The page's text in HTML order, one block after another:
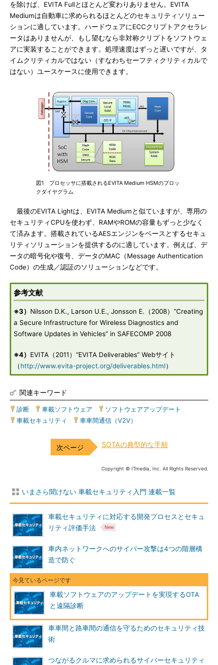
を除けば、EVITA Fullとほとんど変わりありません。EVITA
Mediumは自動車に求められるほとんどのセキュリティソリュー
ションに適しています。ハードウェアにECCクリプトアクセラレ
ータはありませんが、もし望むなら非対称クリプトをソフトウェ
アに実装することができます。処理速度はずっと遅いですが、タ
イムクリティカルではない（すなわちセーフティクリティカルで
はない）ユースケースに使用できます。
図1 プロセッサに搭載されるEVITA Medium HSMのブロッ
クダイヤグラム
最後のEVITA Lightは、EVITA Mediumと似ていますが、専用の
セキュリティCPUを使わず、RAMやROMの容量もずっと少なく
て済みます。搭載されているAESエンジンをベースとするセキュ
リティソリューションを提供するのに適しています。例えば、デ
ータの暗号化や復号、データのMAC（Message Authentication
Code）の生成／認証のソリューションなどです。
参考文献
※3） Nilsson D.K., Larson U.E., Jonsson E.（2008）“Creating
a Secure Infrastructure for Wireless Diagnostics and
Software Updates in Vehicles” in SAFECOMP 2008
※4） EVITA（2011）“EVITA Deliverables” Webサイト
（http://www.evita-project.org/deliverables.html）
関連キーワード
診断 車載ソフトウェア ソフトウェアアップデート
車載セキュリティ
車車間通信（V2V）
SOTAの典型的な手順
Copyright © ITmedia, Inc. All Rights Reserved.
いまさら聞けない 車載セキュリティ入門 連載一覧
車載セキュリティに対応する開発プロセスとセキュ
リティ評価手法
車内ネットワークへのサイバー攻撃は4つの階層構
造で防ぐ
車載ソフトウェアのアップデートを実現するOTA
と遠隔診断
車車間と路車間の通信を守るためのセキュリティ技
術
つながるクルマに求められるサイバーセキュリティ